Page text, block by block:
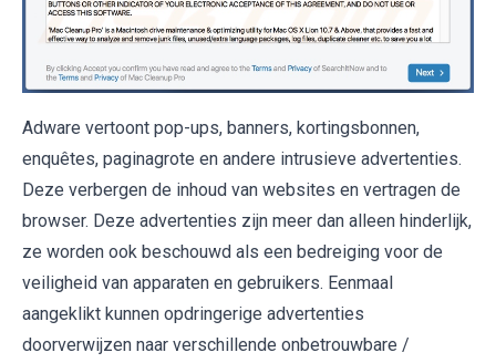
Adware vertoont pop-ups, banners, kortingsbonnen,
enquêtes, paginagrote en andere intrusieve advertenties.
Deze verbergen de inhoud van websites en vertragen de
browser. Deze advertenties zijn meer dan alleen hinderlijk,
ze worden ook beschouwd als een bedreiging voor de
veiligheid van apparaten en gebruikers. Eenmaal
aangeklikt kunnen opdringerige advertenties
doorverwijzen naar verschillende onbetrouwbare /